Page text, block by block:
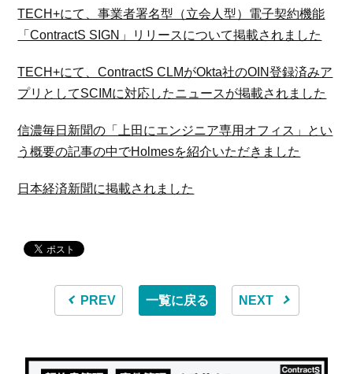
TECH+にて、事業者署名型（立会人型）電子契約機能
「ContractS SIGN」リリースについて掲載されました
TECH+にて、ContractS CLMがOkta社のOIN登録済みア
プリとしてSCIMに対応したニュースが掲載されました
信濃毎日新聞の「上田にエンジニア専用オフィス」とい
う概要の記事の中でHolmesを紹介いただきました
日本経済新聞に掲載されました
PREV 一覧に戻る NEXT